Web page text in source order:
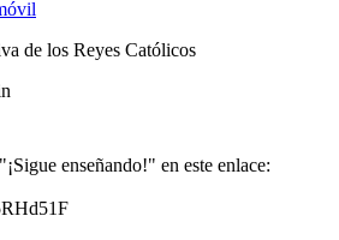
de los Reyes Católicos
enseñando!" en este enlace: